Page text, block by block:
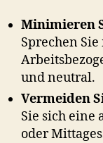
Minimieren
Sprechen
und neutral.
Vermeiden
Sie sich eine
oder